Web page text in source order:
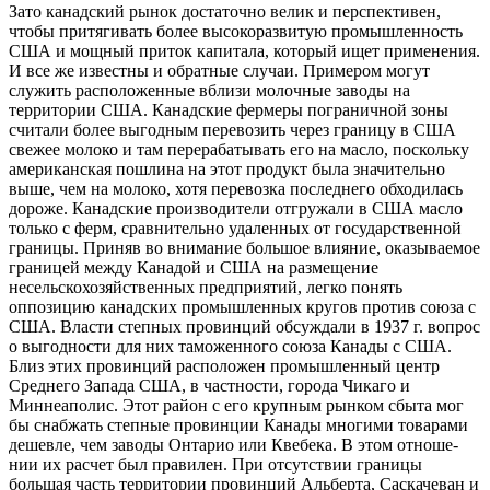
Зато канадский рынок достаточно велик и перспективен,
чтобы при­тягивать более высокоразвитую промышленность
США и мощ­ный приток капитала, который ищет применения.
И все же из­вестны и обратные случаи. Примером могут
служить располо­женные вблизи молочные заводы на
территории США. Канадские фермеры пограничной зоны
считали более выгодным перевозить через границу в США
свежее молоко и там перерабатывать его на масло, поскольку
американская пошлина на этот продукт была значительно
выше, чем на молоко, хотя перевозка последнего обходилась
дороже. Канадские производители отгру­жали в США масло
только с ферм, сравнительно удаленных от государственной
границы. Приняв во внимание большое влияние, оказываемое
грани­цей между Канадой и США на размещение
несельскохозяйствен­ных предприятий, легко понять
оппозицию канадских промыш­ленных кругов против союза с
США. Власти степных провинций обсуждали в 1937 г. вопрос
о выгодности для них таможенного союза Канады с США.
Близ этих провинций расположен про­мышленный центр
Среднего Запада США, в частности, города Чикаго и
Миннеаполис. Этот район с его крупным рынком сбы­та мог
бы снабжать степные провинции Канады многими товара­ми
дешевле, чем заводы Онтарио или Квебека. В этом отноше­
нии их расчет был правилен. При отсутствии границы
большая часть территории провинций Альберта, Саскачеван и